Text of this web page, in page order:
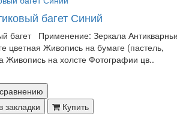
багет Синий
багет Применение: Зеркала
цветная Живопись на бумаге (пастель,
Живопись на холсте Фотографии цв..
закладки Купить